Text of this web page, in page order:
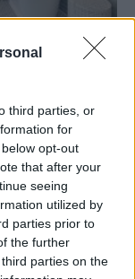
third parties, or
for
opt-out
that after your
seeing
utilized by
parties prior to
the further
parties on the
V tomto byte
a doma pred dvere
V tomto byte
línie vyzerajú super.